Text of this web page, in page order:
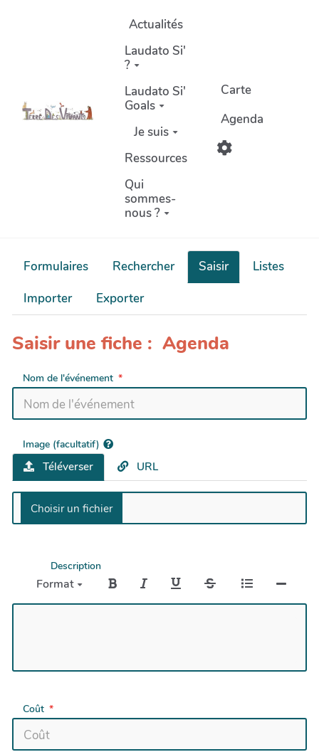
Aller au contenu principalActualités
Laudato Si'
?
Laudato Si'
Goals
Je suis
Ressources
Qui
sommes-
nous ?
Carte
Agenda
Formulaires Rechercher Saisir
Listes
Importer
Exporter
Saisir une fiche : Agenda
Nom de l'événement
Image (facultatif)
Téléverser URL
Description
Format
Coût